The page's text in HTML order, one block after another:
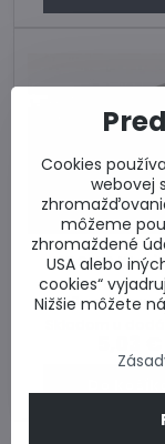
YTONG
Priečková tvárnica
200mm. Cena
Skladom u
Cookies
webovej
môžeme
zhromaždené
USA alebo
cookies“
Nižšie môžete